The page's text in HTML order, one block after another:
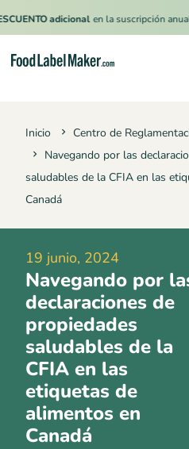
adicional en la suscripción anual.
Inicio Centro de
Navegando por las
saludables de la CFIA en las
Canadá
19 junio, 2024
Navegando por
declaraciones de
propiedades
saludables de la
CFIA en las
etiquetas de
alimentos en
Canadá
Precios
Contrata a un Especialista
Términos y condiciones
Política de privacidad